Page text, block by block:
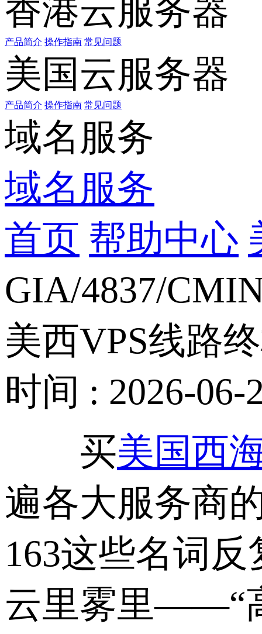
香港云服务器
产品简介 操作指南 常见问题
美国云服务器
产品简介 操作指南 常见问题
域名服务
域名服务
首页 帮助中心
GIA/4837/
美西VPS线路
时间 : 2026-06-
买美国西
遍各大服务商
163这些名词
云里雾里——“